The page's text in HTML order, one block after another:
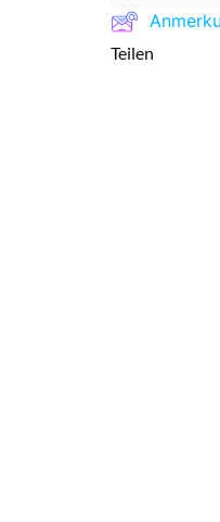
Teilen